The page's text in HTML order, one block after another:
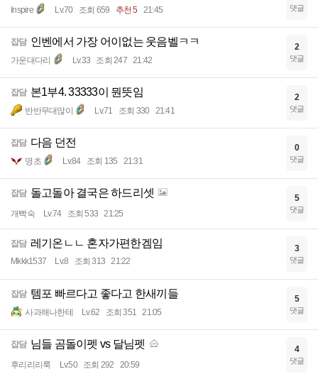
Inspire Lv.70 조회 659 추천 5 21:45 댓글
잡담 인벤에서 가장 어이없는 웃음벨ㅋㅋ
가운대다리 Lv.33 조회 247 21:42
2
댓글
잡담 본1부4. 33333이 뭔뜻임
반반무대많이 Lv.71 조회 330 21:41
2
댓글
잡담 다음 던전
명초 Lv.84 조회 135 21:31
0
댓글
잡담 돌고돌아 결국은 하드리셋
개빡숙 Lv.74 조회 533 21:25
5
댓글
잡담 레기온ㄴㄴ 혼자가편한겜임
Mkkk1537 Lv.8 조회 313 21:22
3
댓글
잡담 템포 빠르다고 좋다고 한새끼들
사과해나한테 Lv.62 조회 351 21:05
5
댓글
잡담 님들 곰돌이펫 vs 달님펫
후리리리룩 Lv.50 조회 292 20:59
4
댓글